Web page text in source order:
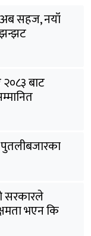
सहज, नयाँ
२०८३ बाट
पुतलीबजारका
सरकारले
भएन कि
ढुंगाना